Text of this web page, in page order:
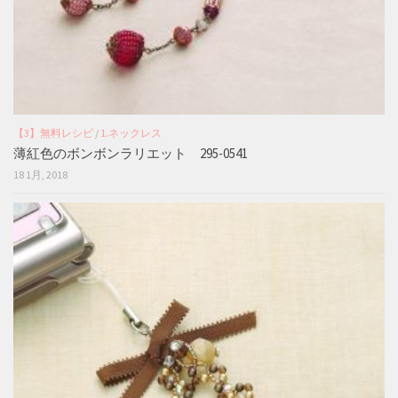
【3】無料レシピ / 1.ネックレス
薄紅色のボンボンラリエット 295-0541
18 1月, 2018